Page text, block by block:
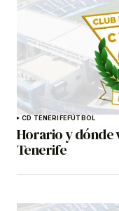
CD TENERIFEFÚTBOL
Horario y dónde
Tenerife